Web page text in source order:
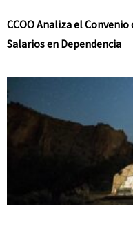
CCOO Analiza el
Salarios en Dependencia